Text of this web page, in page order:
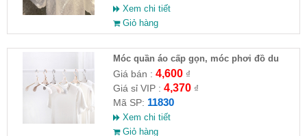
Xem chi tiết
Giỏ hàng
Móc quần áo cấp gọn, móc phơi đồ du
lịch
Giá bán : 4,600₫
Giá sỉ VIP : 4,370₫
Mã SP: 11830
Xem chi tiết
Giỏ hàng